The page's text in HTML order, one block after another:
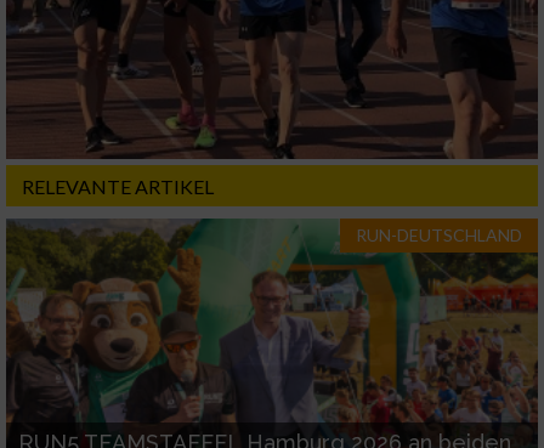
RELEVANTE ARTIKEL
RUN-DEUTSCHLAND
RUN5 TEAMSTAFFEL Hamburg 2026 an beiden